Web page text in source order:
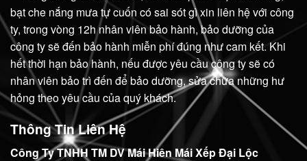
bạt che nắng mưa tự cuốn có sai sót gì xin liên hệ với công
ty, trong vòng 12h nhân viên bảo hành, bảo dưỡng của
công ty sẽ đến bảo hành miễn phí đúng như cam kết. Khi
hết thời hạn bảo hành, nếu được yêu cầu công ty sẽ có
nhân viên bảo trì đến để bảo dưỡng, sửa chữa những hư
hỏng theo yêu cầu của quý khách.
Thông Tin Liên Hệ
Công Ty TNHH TM DV Mái Hiên Mái Xếp Đại Lộc